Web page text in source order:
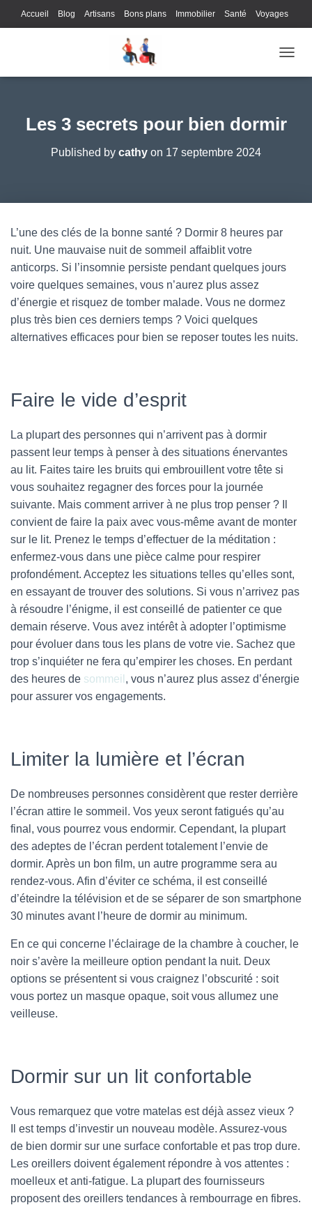
Accueil Blog Artisans Bons plans Immobilier Santé Voyages
Loisirs
Les 3 secrets pour bien dormir
Published by cathy on 17 septembre 2024
L’une des clés de la bonne santé ? Dormir 8 heures par
nuit. Une mauvaise nuit de sommeil affaiblit votre
anticorps. Si l’insomnie persiste pendant quelques jours
voire quelques semaines, vous n’aurez plus assez
d’énergie et risquez de tomber malade. Vous ne dormez
plus très bien ces derniers temps ? Voici quelques
alternatives efficaces pour bien se reposer toutes les nuits.
Faire le vide d’esprit
La plupart des personnes qui n’arrivent pas à dormir
passent leur temps à penser à des situations énervantes
au lit. Faites taire les bruits qui embrouillent votre tête si
vous souhaitez regagner des forces pour la journée
suivante. Mais comment arriver à ne plus trop penser ? Il
convient de faire la paix avec vous-même avant de monter
sur le lit. Prenez le temps d’effectuer de la méditation :
enfermez-vous dans une pièce calme pour respirer
profondément. Acceptez les situations telles qu’elles sont,
en essayant de trouver des solutions. Si vous n’arrivez pas
à résoudre l’énigme, il est conseillé de patienter ce que
demain réserve. Vous avez intérêt à adopter l’optimisme
pour évoluer dans tous les plans de votre vie. Sachez que
trop s’inquiéter ne fera qu’empirer les choses. En perdant
des heures de sommeil , vous n’aurez plus assez d’énergie
pour assurer vos engagements.
Limiter la lumière et l’écran
De nombreuses personnes considèrent que rester derrière
l’écran attire le sommeil. Vos yeux seront fatigués qu’au
final, vous pourrez vous endormir. Cependant, la plupart
des adeptes de l’écran perdent totalement l’envie de
dormir. Après un bon film, un autre programme sera au
rendez-vous. Afin d’éviter ce schéma, il est conseillé
d’éteindre la télévision et de se séparer de son smartphone
30 minutes avant l’heure de dormir au minimum.
En ce qui concerne l’éclairage de la chambre à coucher, le
noir s’avère la meilleure option pendant la nuit. Deux
options se présentent si vous craignez l’obscurité : soit
vous portez un masque opaque, soit vous allumez une
veilleuse.
Dormir sur un lit confortable
Vous remarquez que votre matelas est déjà assez vieux ?
Il est temps d’investir un nouveau modèle. Assurez-vous
de bien dormir sur une surface confortable et pas trop dure.
Les oreillers doivent également répondre à vos attentes :
moelleux et anti-fatigue. La plupart des fournisseurs
proposent des oreillers tendances à rembourrage en fibres.